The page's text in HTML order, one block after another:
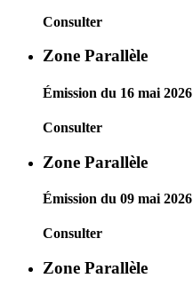
Consulter
Zone Parallèle
Émission du 16 mai 2026
Consulter
Zone Parallèle
Émission du 09 mai 2026
Consulter
Zone Parallèle